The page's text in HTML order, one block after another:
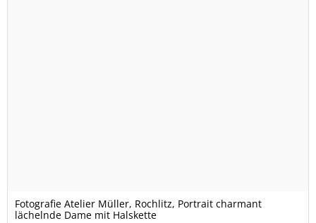
Fotografie Atelier Müller, Rochlitz, Portrait charmant
lächelnde Dame mit Halskette